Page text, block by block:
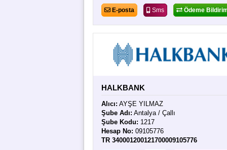
E-posta Sms Ödeme
HALKBANK
Alıcı: AYŞE YILMAZ
Şube Adı: Antalya / Çallı
Şube Kodu: 1217
Hesap No: 09105776
TR 340001200121700009105776